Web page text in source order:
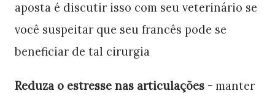
aposta é discutir isso com seu veterinário se
você suspeitar que seu francês pode se
beneficiar de tal cirurgia
Reduza o estresse nas articulações - manter